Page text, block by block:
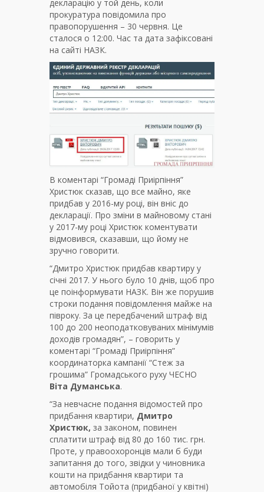
декларацію у той день, коли
прокуратура повідомила про
правопорушення – 30 червня. Це
сталося о 12:00. Час та дата зафіксовані
на сайті НАЗК.
В коментарі “Громаді Приірпіння”
Христюк сказав, що все майно, яке
придбав у 2016-му році, він вніс до
декларації. Про зміни в майновому стані
у 2017-му році Христюк коментувати
відмовився, сказавши, що йому не
зручно говорити.
“Дмитро Христюк придбав квартиру у
січні 2017. У нього було 10 днів, щоб про
це поінформувати НАЗК. Він же порушив
строки подання повідомлення майже на
півроку. За це передбачений штраф від
100 до 200 неоподатковуваних мінімумів
доходів громадян”, – говорить у
коментарі “Громаді Приірпіння”
координаторка кампанії “Стеж за
грошима” Громадського руху ЧЕСНО
Віта Думанська.
“За невчасне подання відомостей про
придбання квартири, Дмитро
Христюк, за законом, повинен
сплатити штраф від 80 до 160 тис. грн.
Проте, у правоохоронців мали б буди
запитання до того, звідки у чиновника
кошти на придбання квартири та
автомобіля Тойота (придбаної у квітні)